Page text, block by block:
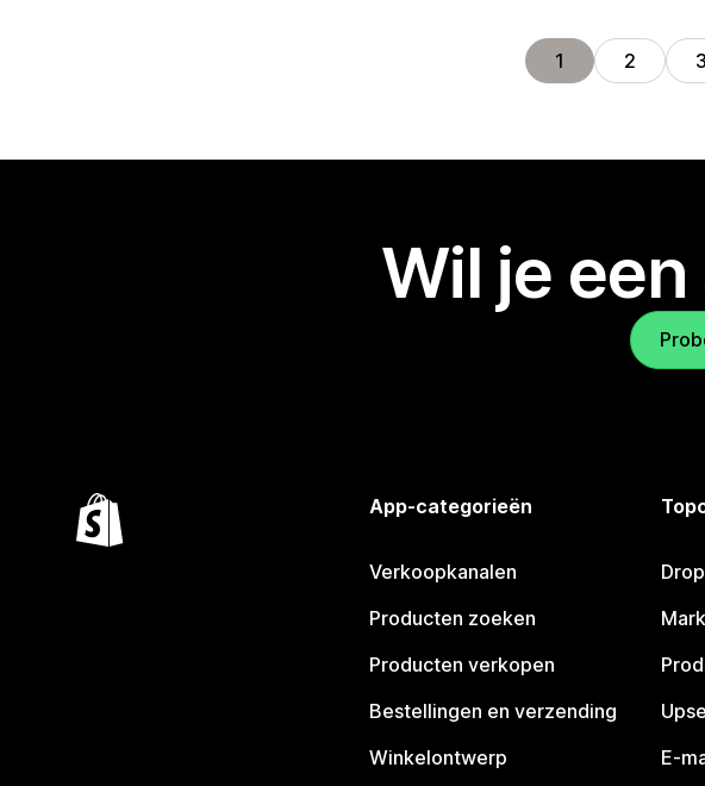
1 2 3
Wil je
App-categorieën
Verkoopkanalen
Producten zoeken
Producten verkopen
Bestellingen en verzending
Winkelontwerp
E-